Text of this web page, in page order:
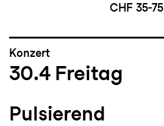
CHF 35-75
Konzert
30.4 Freitag
Pulsierend